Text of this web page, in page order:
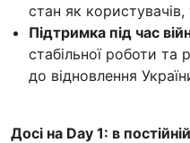
стан як
Підтримка під час
стабільної роботи
до відновлення
Досі на Day 1: в